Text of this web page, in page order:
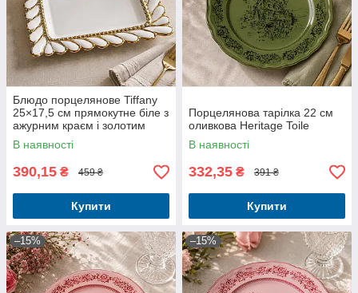
Блюдо порцелянове Tiffany
25×17,5 см прямокутне біле з
ажурним краєм і золотим
декором
В наявності
390,15 ₴ 459 ₴
Купити
Порцелянова тарілка 22 см
оливкова Heritage Toile
В наявності
332,35 ₴ 391 ₴
Купити
–15% –15%